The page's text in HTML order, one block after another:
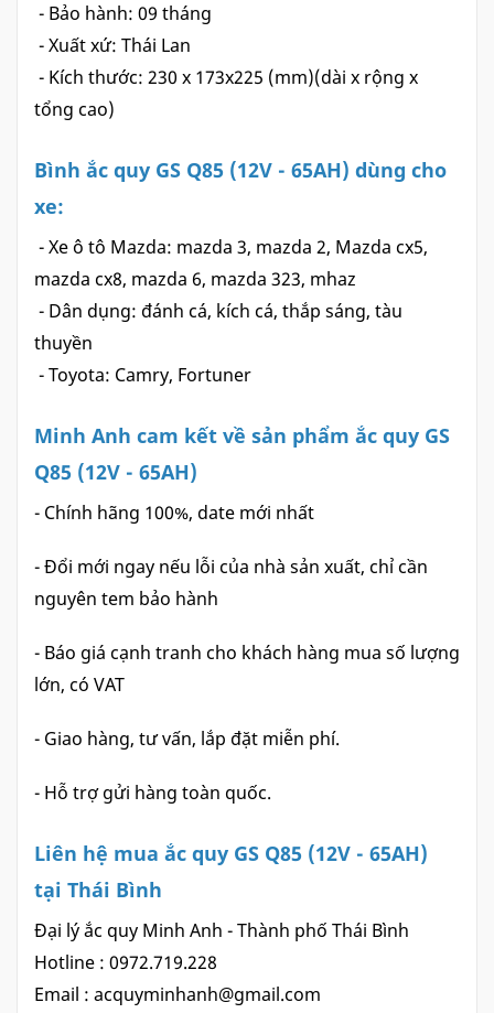
- Bảo hành: 09 tháng
- Xuất xứ: Thái Lan
- Kích thước: 230 x 173x225 (mm)(dài x rộng x
tổng cao)
Bình ắc quy GS Q85 (12V - 65AH) dùng cho
xe:
- Xe ô tô Mazda: mazda 3, mazda 2, Mazda cx5,
mazda cx8, mazda 6, mazda 323, mhaz
- Dân dụng: đánh cá, kích cá, thắp sáng, tàu
thuyền
- Toyota: Camry, Fortuner
Minh Anh cam kết về sản phẩm ắc quy GS
Q85 (12V - 65AH)
- Chính hãng 100%, date mới nhất
- Đổi mới ngay nếu lỗi của nhà sản xuất, chỉ cần
nguyên tem bảo hành
- Báo giá cạnh tranh cho khách hàng mua số lượng
lớn, có VAT
- Giao hàng, tư vấn, lắp đặt miễn phí.
- Hỗ trợ gửi hàng toàn quốc.
Liên hệ mua ắc quy GS Q85 (12V - 65AH)
tại Thái Bình
Đại lý ắc quy Minh Anh - Thành phố Thái Bình
Hotline : 0972.719.228
Email : acquyminhanh@gmail.com